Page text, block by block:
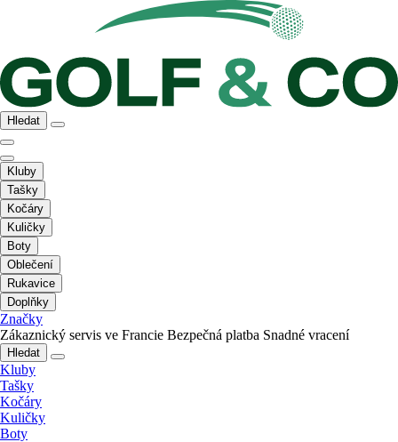
Hledat
Kluby
Tašky
Kočáry
Kuličky
Boty
Oblečení
Rukavice
Doplňky
Značky
Zákaznický servis ve Francie Bezpečná platba Snadné vracení
Hledat
Kluby
Tašky
Kočáry
Kuličky
Boty